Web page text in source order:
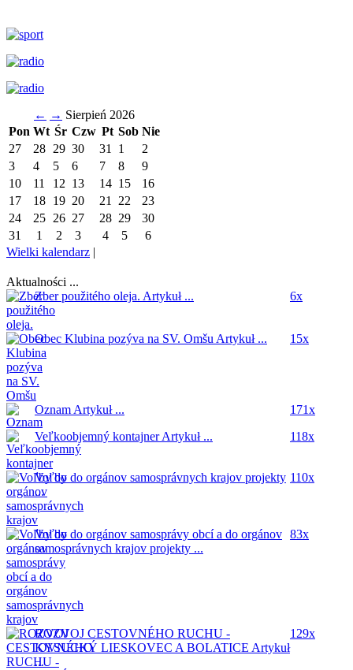
← → Sierpień 2026
Pon Wt Śr Czw Pt Sob Nie
27
28 29 30 31 1
2
3
4 5 6 7 8
9
10
11 12 13 14 15
16
17
18 19 20 21 22
23
24
25 26 27 28 29
30
31
1 2 3 4 5
6
Wielki kalendarz |
Aktualności ...
Zber použitého oleja. Artykuł ... 6x
Obec Klubina pozýva na SV. Omšu Artykuł ... 15x
Oznam Artykuł ...
171x
Veľkoobjemný kontajnerArtykuł ... 118x
Voľby do orgánov samosprávnych krajov projekty
...
110x
Voľby do orgánov samosprávy obcí a do orgánov
samosprávnych krajov projekty ...
83x
ROZVOJ CESTOVNÉHO RUCHU -
KYSUCKÝ LIESKOVEC A BOLATICE Artykuł
...
129x